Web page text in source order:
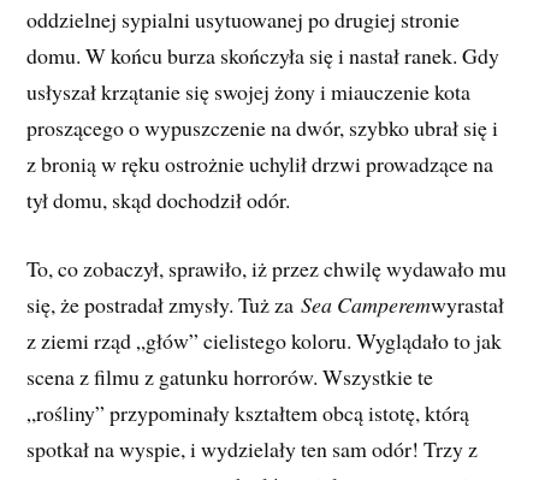
oddzielnej sypialni usytuowanej po drugiej stronie
domu. W końcu burza skończyła się i nastał ranek. Gdy
usłyszał krzątanie się swojej żony i miauczenie kota
proszącego o wypuszczenie na dwór, szybko ubrał się i
z bronią w ręku ostrożnie uchylił drzwi prowadzące na
tył domu, skąd dochodził odór.
To, co zobaczył, sprawiło, iż przez chwilę wydawało mu
się, że postradał zmysły. Tuż zaSea Camperemwyrastał
z ziemi rząd „głów” cielistego koloru. Wyglądało to jak
scena z filmu z gatunku horrorów. Wszystkie te
„rośliny” przypominały kształtem obcą istotę, którą
spotkał na wyspie, i wydzielały ten sam odór! Trzy z